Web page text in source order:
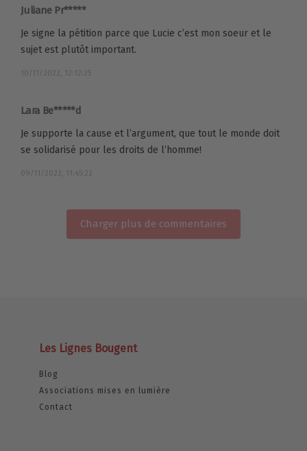
Juliane Pr*****
Je signe la pétition parce que Lucie c’est mon soeur et le
sujet est plutôt important.
10/11/2022, 12:12:25
Lara Be*****d
Je supporte la cause et l’argument, que tout le monde doit
se solidarisé pour les droits de l’homme!
09/11/2022, 11:45:22
Charger plus de commentaires
Les Lignes Bougent
Blog
Associations mises en lumière
Contact